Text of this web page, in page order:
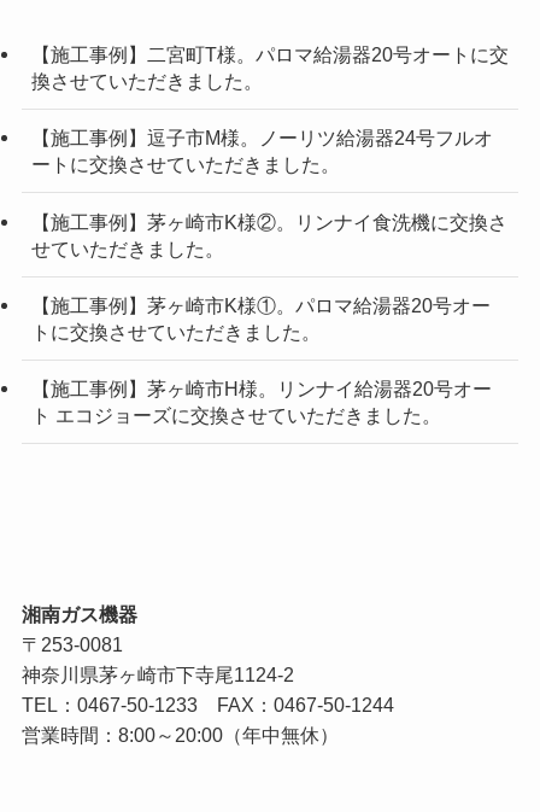
【施工事例】二宮町T様。パロマ給湯器20号オートに交
換させていただきました。
【施工事例】逗子市M様。ノーリツ給湯器24号フルオ
ートに交換させていただきました。
【施工事例】茅ヶ崎市K様②。リンナイ食洗機に交換さ
せていただきました。
【施工事例】茅ヶ崎市K様①。パロマ給湯器20号オー
トに交換させていただきました。
【施工事例】茅ヶ崎市H様。リンナイ給湯器20号オー
ト エコジョーズに交換させていただきました。
湘南ガス機器
〒253-0081
神奈川県茅ヶ崎市下寺尾1124-2
TEL： 0467-50-1233FAX：0467-50-1244
営業時間：8:00～20:00（年中無休）